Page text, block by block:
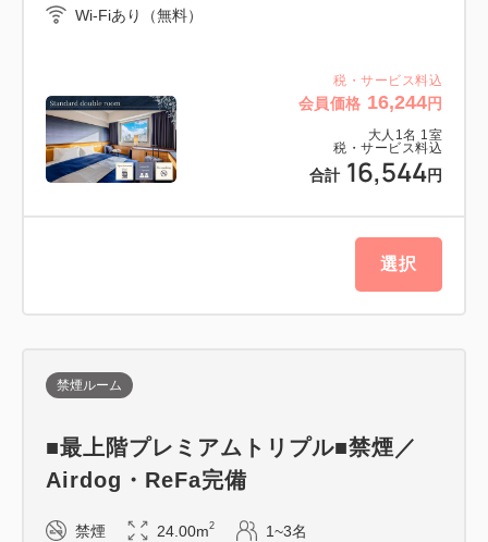
税・サービス料込
会員価格 16,244円
大人 1 名 1 室
税・サービス料込
合計 16,544円
Wi-Fiあり（無料）
選択
禁煙ルーム
■最上階プレミアムトリプル■禁煙／
Airdog・ReFa完備
禁煙 24.00m2 1~3名